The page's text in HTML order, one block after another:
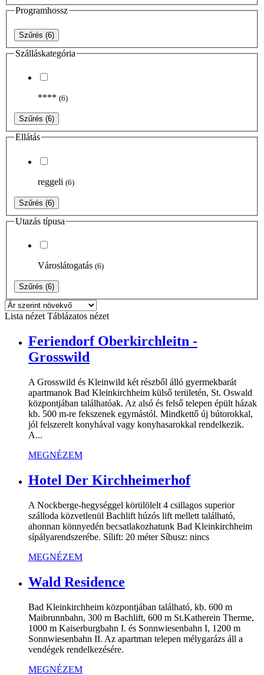
Programhossz
Szűrés (6)
Szálláskategória
**** (6)
Szűrés (6)
Ellátás
reggeli (6)
Szűrés (6)
Utazás típusa
Városlátogatás (6)
Szűrés (6)
Lista nézet Táblázatos nézet
Feriendorf Oberkirchleitn -
Grosswild
A Grosswild és Kleinwild két részből álló gyermekbarát
apartmanok Bad Kleinkirchheim külső területén, St. Oswald
központjában találhatóak. Az alsó és felső telepen épült házak
kb. 500 m-re fekszenek egymástól. Mindkettő új bútorokkal,
jól felszerelt konyhával vagy konyhasarokkal rendelkezik.
A...
MEGNÉZEM
Hotel Der Kirchheimerhof
A Nockberge-hegységgel körülölelt 4 csillagos superior
szálloda közvetlenül Bachlift húzós lift mellett található,
ahonnan könnyedén becsatlakozhatunk Bad Kleinkirchheim
sípályarendszerébe. Sílift: 20 méter Síbusz: nincs
MEGNÉZEM
Wald Residence
Bad Kleinkirchheim központjában található, kb. 600 m
Maibrunnbahn, 300 m Bachlift, 600 m St.Katherein Therme,
1000 m Kaiserburgbahn I. és Sonnwiesenbahn I, 1200 m
Sonnwiesenbahn II. Az apartman telepen mélygarázs áll a
vendégek rendelkezésére.
MEGNÉZEM